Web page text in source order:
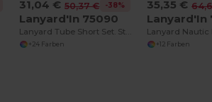
31,04 € 50,37 € -38%
Lanyard'In 75090
+24 Farben
35,35 €
Lanyard'In
+12 Farben